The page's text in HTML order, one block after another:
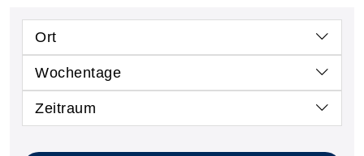
Ort
Wochentage
Zeitraum